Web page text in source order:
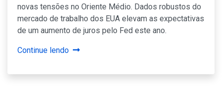
novas tensões no Oriente Médio. Dados robustos do
mercado de trabalho dos EUA elevam as expectativas
de um aumento de juros pelo Fed este ano.
Continue lendo